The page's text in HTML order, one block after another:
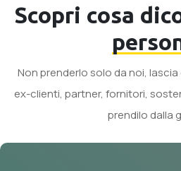
Scopri cosa
Non prenderlo solo da noi,
ex-clienti, partner, fornitori,
prendilo dalla